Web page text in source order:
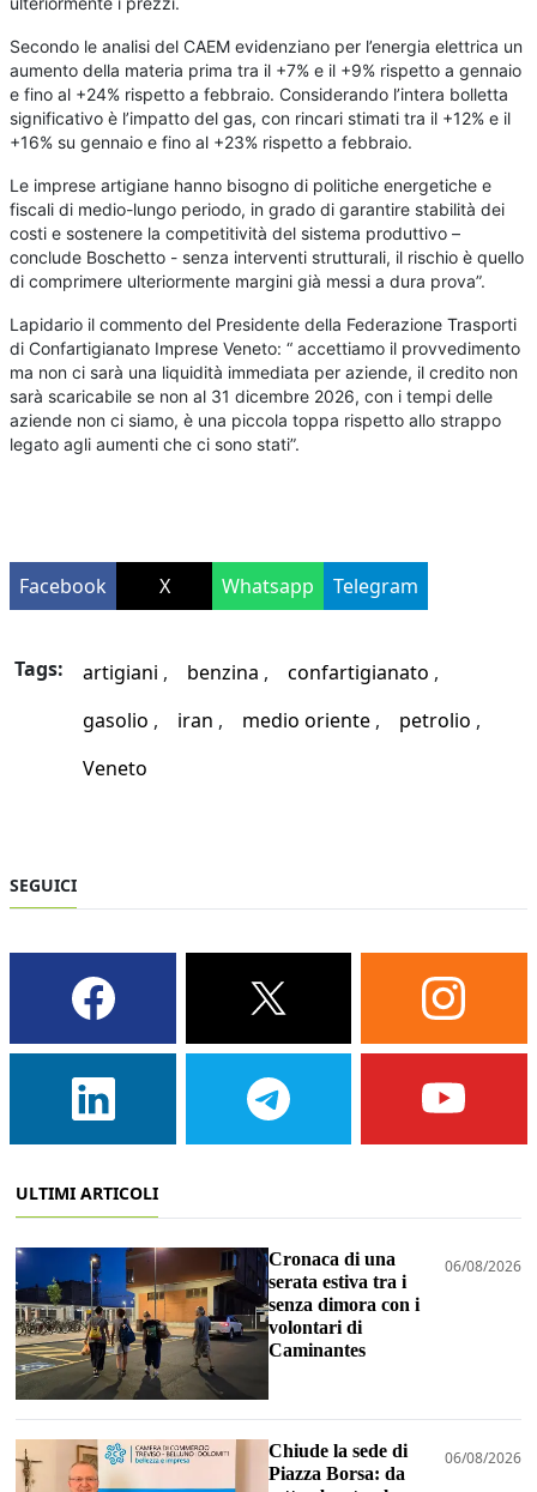
Secondo le analisi del CAEM evidenziano per l’energia elettrica un
aumento della materia prima tra il +7% e il +9% rispetto a gennaio
e fino al +24% rispetto a febbraio. Considerando l’intera bolletta
significativo è l’impatto del gas, con rincari stimati tra il +12% e il
+16% su gennaio e fino al +23% rispetto a febbraio.
Le imprese artigiane hanno bisogno di politiche energetiche e
fiscali di medio-lungo periodo, in grado di garantire stabilità dei
costi e sostenere la competitività del sistema produttivo –
conclude Boschetto - senza interventi strutturali, il rischio è quello
di comprimere ulteriormente margini già messi a dura prova”.
Lapidario il commento del Presidente della Federazione Trasporti
di Confartigianato Imprese Veneto: “ accettiamo il provvedimento
ma non ci sarà una liquidità immediata per aziende, il credito non
sarà scaricabile se non al 31 dicembre 2026, con i tempi delle
aziende non ci siamo, è una piccola toppa rispetto allo strappo
legato agli aumenti che ci sono stati”.
Facebook X Whatsapp Telegram
Tags: artigiani benzina
confartigianato
gasolio
iran medio oriente
petrolio
Veneto
SEGUICI
ULTIMI ARTICOLI
Cronaca di una
serata estiva tra i
senza dimora con i
volontari di
Caminantes
06/08/2026
Chiude la sede di
Piazza Borsa: da
06/08/2026